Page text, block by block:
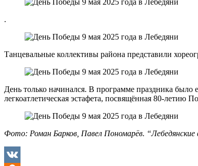
.
Танцевальные коллективы района представили
День только начинался. В программе праздника
легкоатлетическая эстафета, посвящённая 80-летию
Фото: Роман Барков, Павел Пономарёв. “Лебедянские